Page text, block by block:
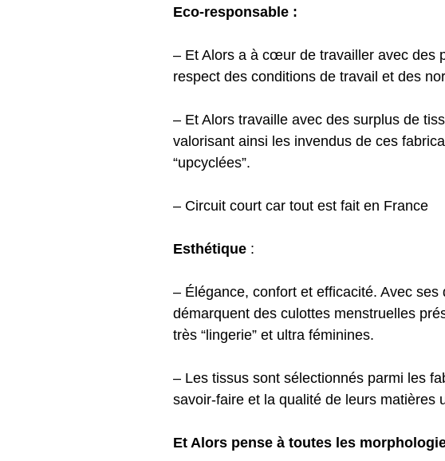
Eco-responsable :
– Et Alors a à cœur de travailler avec des
respect des conditions de travail et des
– Et Alors travaille avec des surplus de
valorisant ainsi les invendus de ces
“upcyclées”.
– Circuit court car tout est fait en France
Esthétique :
– Élégance, confort et efficacité. Avec
démarquent des culottes menstruelles
très “lingerie” et ultra féminines.
– Les tissus sont sélectionnés parmi les
savoir-faire et la qualité de leurs matières
Et Alors pense à toutes les